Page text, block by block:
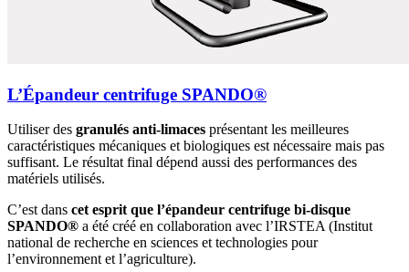
L’Épandeur centrifuge SPANDO®
Utiliser des granulés anti-limaces présentant les meilleures
caractéristiques mécaniques et biologiques est nécessaire mais pas
suffisant. Le résultat final dépend aussi des performances des
matériels utilisés.
C’est dans cet esprit que l’épandeur centrifuge bi-disque
SPANDO® a été créé en collaboration avec l’IRSTEA (Institut
national de recherche en sciences et technologies pour
l’environnement et l’agriculture).